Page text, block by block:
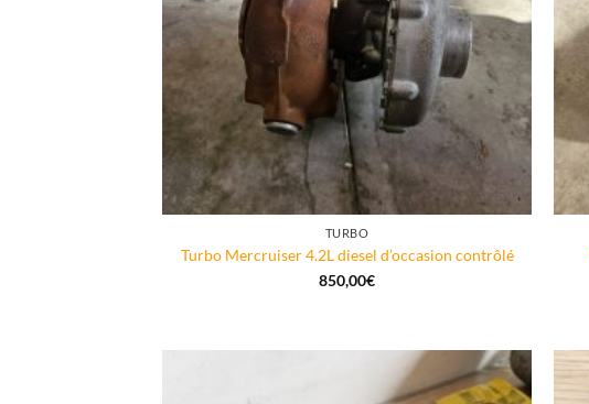
TURBO
Turbo Mercruiser 4.2L diesel d’occasion contrôlé
850,00€